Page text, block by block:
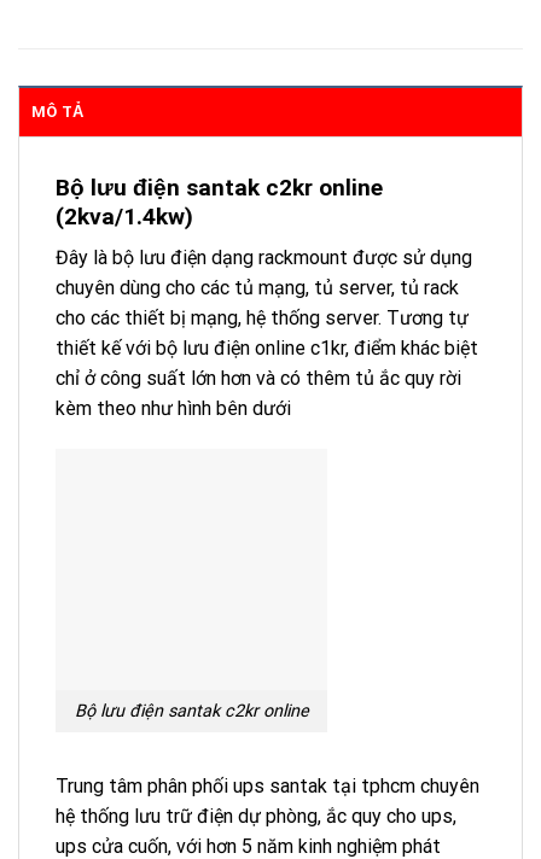
MÔ TẢ
Bộ lưu điện santak c2kr online
(2kva/1.4kw)
Đây là bộ lưu điện dạng rackmount được sử dụng
chuyên dùng cho các tủ mạng, tủ server, tủ rack
cho các thiết bị mạng, hệ thống server. Tương tự
thiết kế với bộ lưu điện online c1kr, điểm khác biệt
chỉ ở công suất lớn hơn và có thêm tủ ắc quy rời
kèm theo như hình bên dưới
Bộ lưu điện santak c2kr online
Trung tâm phân phối ups santak tại tphcm chuyên
hệ thống lưu trữ điện dự phòng, ắc quy cho ups,
ups cửa cuốn, với hơn 5 năm kinh nghiệm phát